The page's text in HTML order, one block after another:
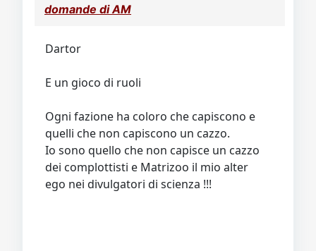
domande di AM
Dartor
E un gioco di ruoli
Ogni fazione ha coloro che capiscono e
quelli che non capiscono un cazzo.
Io sono quello che non capisce un cazzo
dei complottisti e Matrizoo il mio alter
ego nei divulgatori di scienza !!!